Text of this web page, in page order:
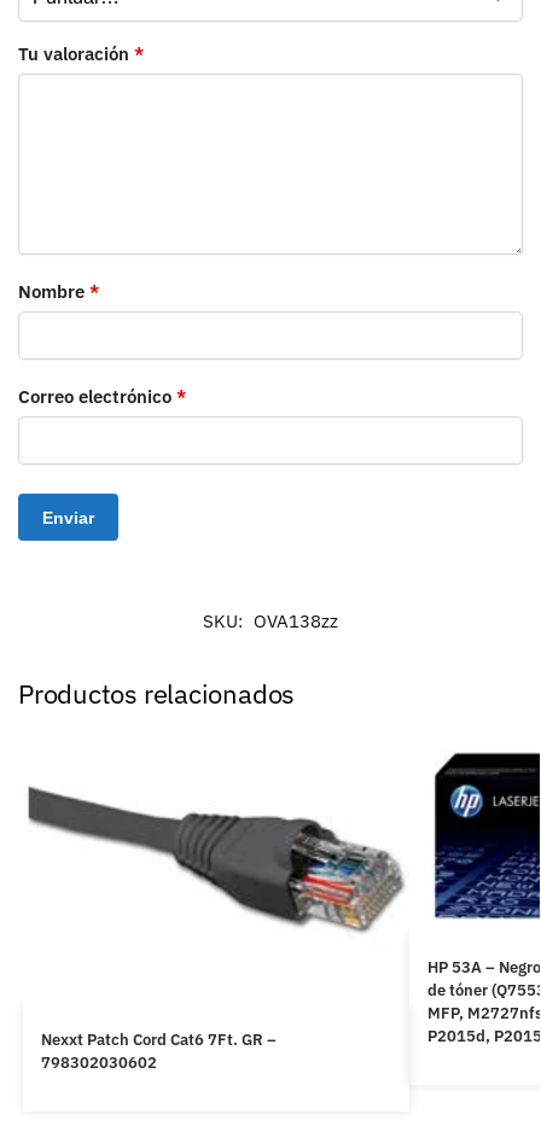
Tu valoración *
Nombre *
Correo electrónico *
SKU: OVA138zz
Productos relacionados
Nexxt Patch Cord Cat6 7Ft. GR –
798302030602
HP 53A –
de tóner
MFP,
P2015d,